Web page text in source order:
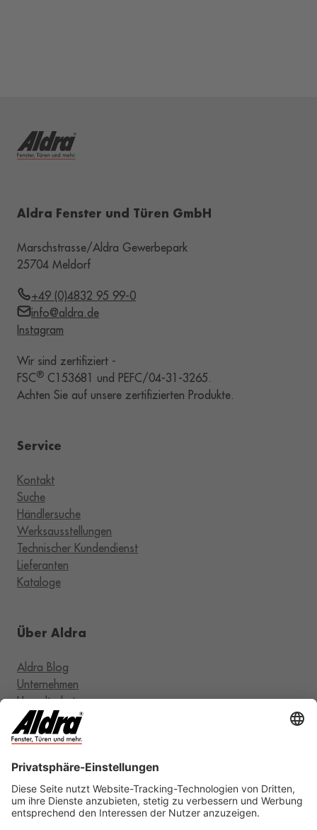
Aldra Fenster und Türen GmbH
Marschstrasse/Aldra Gewerbepark
25704 Meldorf
+49 (0)4832 95 99-0
info@aldra.de
Instagram
Wir sind zertifiziert -
FSC® C153681 und PEFC/04-31-3265.
Achten Sie auf unsere zertifizierten Produkte.
Service
Kontakt
Suche
Händlersuche
Werksausstellungen
Technischer Kundendienst
Lieferanten
Kataloge
Über Aldra
Aldra Blog
Unternehmen
Umweltschutz
RAL-Zertifizierung
Karriere
Rechtliches
AGB